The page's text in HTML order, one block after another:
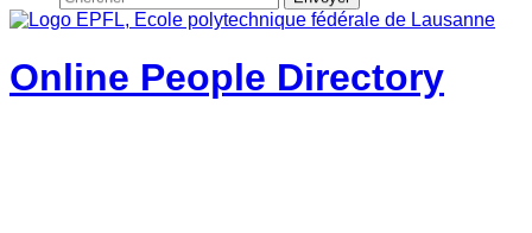
Online People Directory